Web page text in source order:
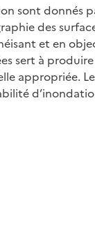
sont
des
et en
sert à